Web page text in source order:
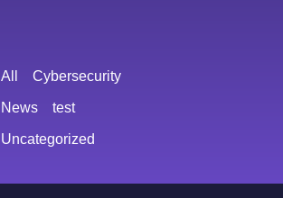
Cybersecurity
News test
Uncategorized
All